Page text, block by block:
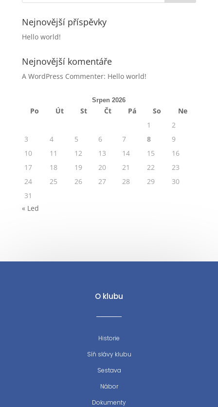
Nejnovější příspěvky
Hello world!
Nejnovější komentáře
A WordPress Commenter: Hello world!
Srpen 2026
Po Út St Čt Pá So
Ne
1
2
3
4 5 6 7 8
9
10
11 12 13 14 15
16
17
18 19 20 21 22
23
24
25 26 27 28 29
30
31
« Led
O klubu
Historie
Síň slávy klubu
Sestava
Nábor
Dokumenty